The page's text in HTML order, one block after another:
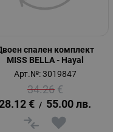
спален комплект
MISS BELLA - Hayal
Арт.№: 3019847
34.26 €
€ / 55.00 лв.